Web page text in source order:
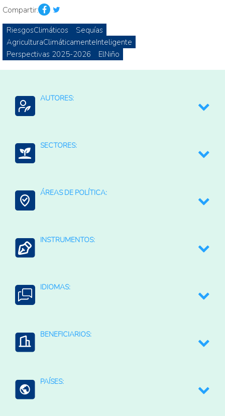
Compartir:
RiesgosClimáticos
Sequías
AgriculturaClimáticamenteInteligente
Perspectivas 2025-2026
ElNiño
AUTORES:
SECTORES:
Agroalimentario (total)
Agroambiental
ÁREAS DE POLÍTICA:
Agricultura Regenerativa y Resiliente
Agua para la agricultura
INSTRUMENTOS:
Estudios y diagnósticos
IDIOMAS:
BENEFICIARIOS:
Instituciones públicas
Productores agropecuarios
PAÍSES: